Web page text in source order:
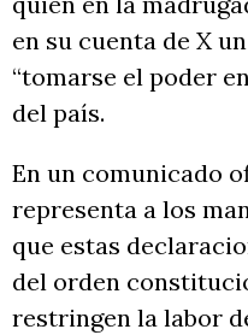
en su cuenta de X
“tomarse el poder
del país.
En un comunicado
representa a los
que estas
del orden
restringen la labor